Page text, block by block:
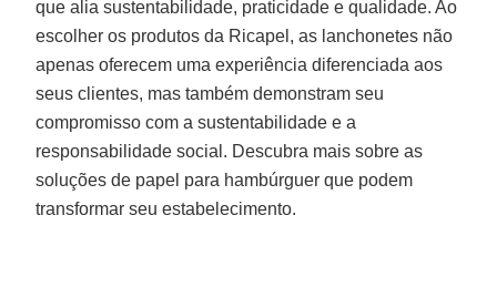
que alia sustentabilidade, praticidade e qualidade. Ao
escolher os produtos da Ricapel, as lanchonetes não
apenas oferecem uma experiência diferenciada aos
seus clientes, mas também demonstram seu
compromisso com a sustentabilidade e a
responsabilidade social. Descubra mais sobre as
soluções de papel para hambúrguer que podem
transformar seu estabelecimento.